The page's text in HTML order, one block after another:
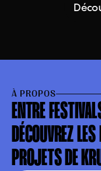
À PROPOS
ENTRE
DÉCOUVREZ
PROJETS DE